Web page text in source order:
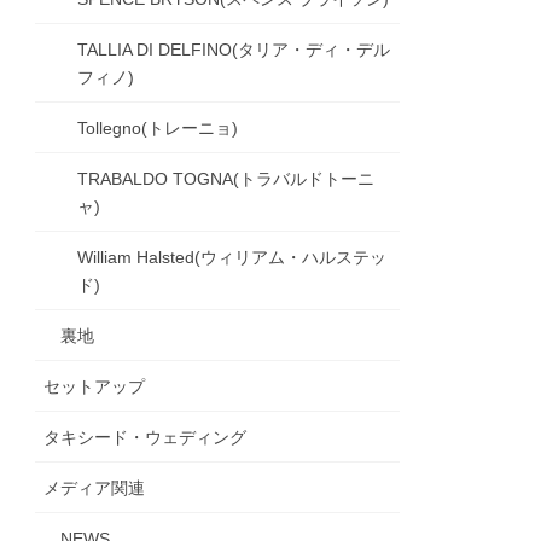
TALLIA DI DELFINO(タリア・ディ・デル
フィノ)
Tollegno(トレーニョ)
TRABALDO TOGNA(トラバルドトーニ
ャ)
William Halsted(ウィリアム・ハルステッ
ド)
裏地
セットアップ
タキシード・ウェディング
メディア関連